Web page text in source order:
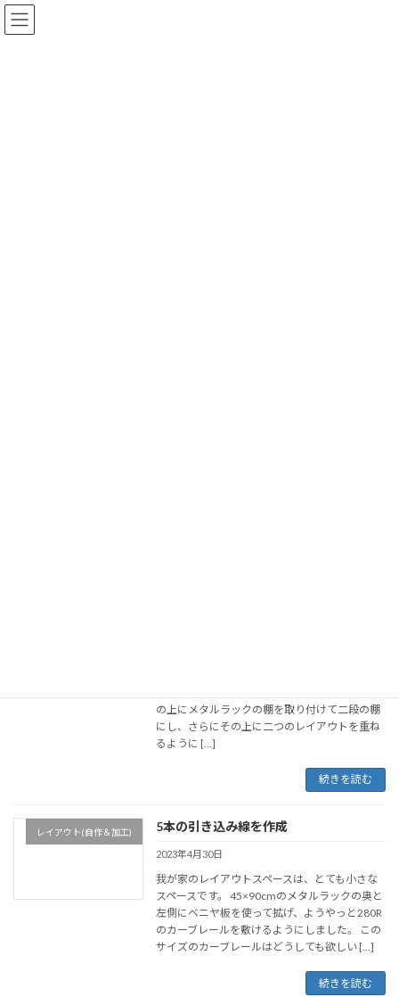
コ
ン
ナ
ビ
の上にメタルラックの棚を取り付けて二段の棚
にし、さらにその上に二つのレイアウトを重ね
るように […]
続きを読む
レイアウト(自作＆加工) 5本の引き込み線を作成
2023年4月30日
我が家のレイアウトスペースは、とても小さな
スペースです。 45×90cmのメタルラックの奥と
左側にベニヤ板を使って拡げ、ようやっと280R
のカーブレールを敷けるようにしました。 この
サイズのカーブレールはどうしても欲しい […]
続きを読む